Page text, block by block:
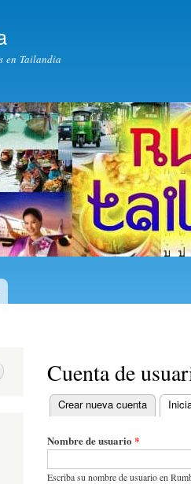
en Tailandia
Cuenta de
Solapas principales
Crear nueva cuenta
Nombre de usuario *
Escriba su nombre de usuario en